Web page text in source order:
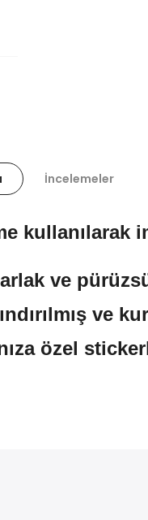
İncelemeler
kullanılarak
ve
ve
özel